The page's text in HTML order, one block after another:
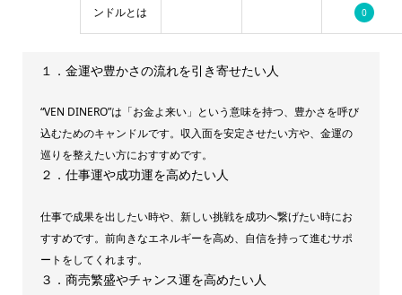
ンドルとは
0
１．金運や豊かさの流れを引き寄せたい人
“VEN DINERO”は「お金よ来い」という意味を持つ、豊かさを呼び
込むためのキャンドルです。収入面を安定させたい方や、金運の
巡りを整えたい方におすすめです。
２．仕事運や成功運を高めたい人
仕事で成果を出したい時や、新しい挑戦を成功へ繋げたい時にお
すすめです。前向きなエネルギーを高め、自信を持って進むサポ
ートをしてくれます。
３．商売繁盛やチャンス運を高めたい人